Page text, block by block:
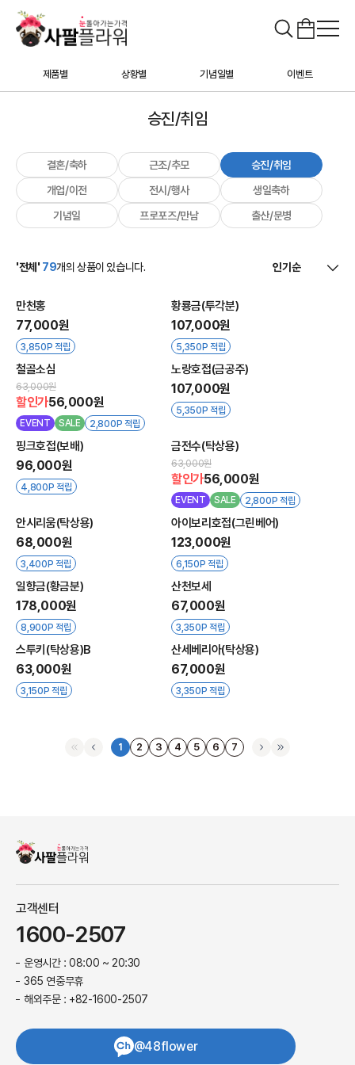
제품별 상황별 기념일별 이벤트
승진/취임
결혼/축하 근조/추모
승진/취임
개업/이전
전시/행사
생일축하
기념일
프로포즈/만남 출산/문병
'전체' 79개의 상품이 있습니다.
만천홍
77,000원
3,850P 적립
황룡금(투각분)
107,000원
5,350P 적립
철골소심
63,000원
할인가56,000원
EVENT SALE 2,800P 적립
노랑호접(금공주)
107,000원
5,350P 적립
핑크호접(보배)
96,000원
4,800P 적립
금전수(탁상용)
63,000원
할인가56,000원
EVENT SALE 2,800P 적립
안시리움(탁상용)
68,000원
3,400P 적립
아이보리호접(그린베어)
123,000원
6,150P 적립
일향금(황금분)
178,000원
8,900P 적립
산천보세
67,000원
3,350P 적립
스투키(탁상용)B
63,000원
3,150P 적립
산세베리아(탁상용)
67,000원
3,350P 적립
1 2 3 4 5 6 7
고객센터
1600-2507
운영시간 : 08:00 ~ 20:30
365 연중무휴
해외주문 : +82-1600-2507
@48flower